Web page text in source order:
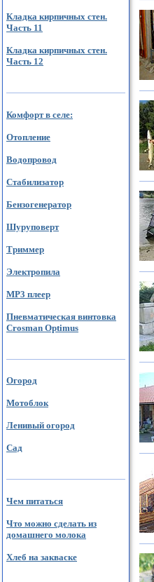
Кладка кирпичных стен.
Часть 11
Кладка кирпичных стен.
Часть 12
Комфорт в селе:
Отопление
Водопровод
Стабилизатор
Бензогенератор
Шуруповерт
Триммер
Электропила
MP3 плеер
Пневматическая винтовка
Crosman Optimus
Огород
Мотоблок
Ленивый огород
Сад
Чем питаться
Что можно сделать из
домашнего молока
Хлеб на закваске